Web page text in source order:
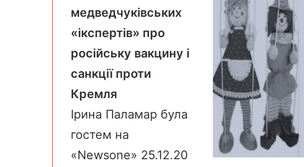
медведчуківських
«ікспертів» про
російську вакцину і
санкції проти
Кремля
Ірина Паламар була
гостем на
«Newsone» 25.12.20